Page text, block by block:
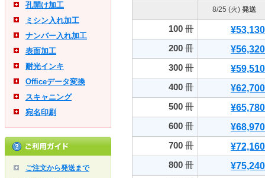
孔開け加工
ミシン入れ加工
ナンバー入れ加工
表面加工
耐光インキ
Officeデータ変換
スキャニング
宛名印刷
ご注文から発送まで
8/25 (火) 発送
100 冊
¥53,130
200 冊
¥56,320
300 冊
¥59,510
400 冊
¥62,700
500 冊
¥65,780
600 冊
¥68,970
700 冊
¥72,160
800 冊
¥75,240